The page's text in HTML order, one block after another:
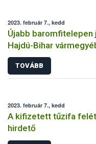
2023. február 7., kedd
Újabb baromfitelepen
Hajdú-Bihar
TOVÁBB
2023. február 7., kedd
A kifizetett tűzifa
hirdető